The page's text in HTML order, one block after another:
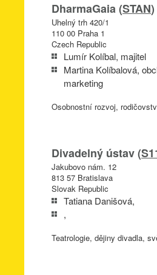
DharmaGaia (STAN)
Uhelný trh 420/1
110 00 Praha 1
Czech Republic
Lumír Kolíbal, majitel
Martina Kolíbalová,
marketing
Osobnostní rozvoj,
Divadelný ústav (
Jakubovo nám. 12
813 57 Bratislava
Slovak Republic
Tatiana Danišová,
,
Teatrologie, dějiny divadla,